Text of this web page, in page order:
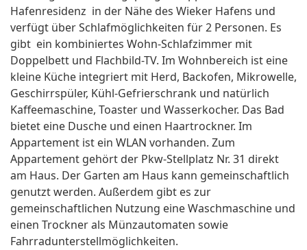
Hafenresidenz in der Nähe des Wieker Hafens und
verfügt über Schlafmöglichkeiten für 2 Personen. Es
gibt ein kombiniertes Wohn-Schlafzimmer mit
Doppelbett und Flachbild-TV. Im Wohnbereich ist eine
kleine Küche integriert mit Herd, Backofen, Mikrowelle,
Geschirrspüler, Kühl-Gefrierschrank und natürlich
Kaffeemaschine, Toaster und Wasserkocher. Das Bad
bietet eine Dusche und einen Haartrockner. Im
Appartement ist ein WLAN vorhanden. Zum
Appartement gehört der Pkw-Stellplatz Nr. 31 direkt
am Haus. Der Garten am Haus kann gemeinschaftlich
genutzt werden. Außerdem gibt es zur
gemeinschaftlichen Nutzung eine Waschmaschine und
einen Trockner als Münzautomaten sowie
Fahrradunterstellmöglichkeiten.